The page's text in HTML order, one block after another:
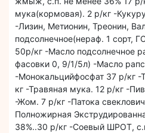
мука(кормовая). 2 р/кг -
-Лизин, Метионин, Треонин,
подсолнечное(нераф. 1 сорт,
50р/кг -Масло подсолнечное
фасовки 0, 9/1/5л) -Масло
-Монокальцийфосфат 37 р/кг -
кг -Травяная мука. 12 р/кг -
-Жом. 7 р/кг -Патока
Полножирная
38%..30 р/кг -Соевый ШРОТ,